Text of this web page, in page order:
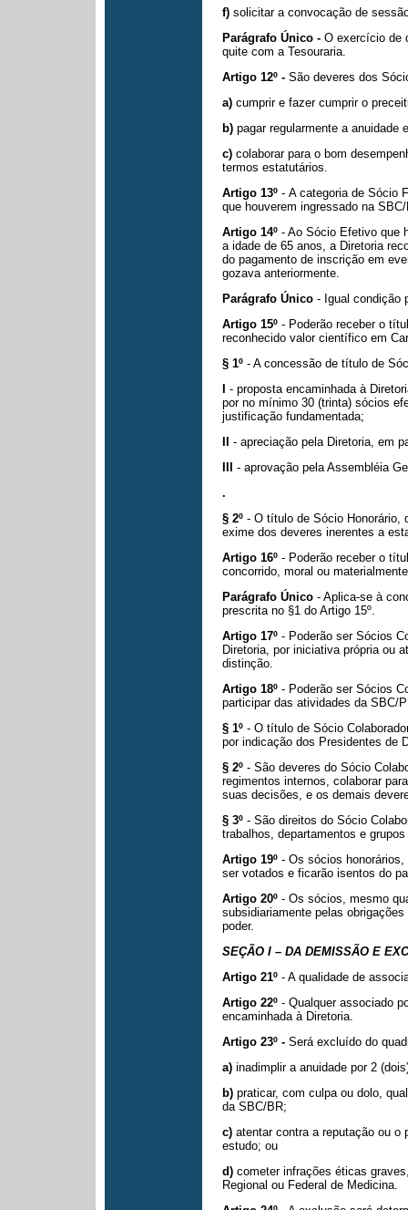
f) solicitar a convocação de
Parágrafo Único - O exercício de
quite com a Tesouraria.
Artigo 12º - São deveres dos
a) cumprir e fazer cumprir o
b) pagar regularmente a anuidade
c) colaborar para o bom
termos estatutários.
Artigo 13º - A categoria de Sócio
que houverem ingressado na
Artigo 14º - Ao Sócio Efetivo que
a idade de 65 anos, a Diretoria
do pagamento de inscrição em
gozava anteriormente.
Parágrafo Único - Igual condição
Artigo 15º - Poderão receber o
reconhecido valor científico em
§ 1º - A concessão de título de
- proposta encaminhada à
por no mínimo 30 (trinta) sócios
justificação fundamentada;
- apreciação pela Diretoria, em
- aprovação pela Assembléia
.
§ 2º - O título de Sócio Honorário,
exime dos deveres inerentes a
Artigo 16º - Poderão receber o
concorrido, moral ou
Parágrafo Único - Aplica-se à
prescrita no §1 do Artigo 15º.
Artigo 17º - Poderão ser Sócios
Diretoria, por iniciativa própria ou
distinção.
Artigo 18º - Poderão ser Sócios
participar das atividades da SBC/
§ 1º - O título de Sócio
por indicação dos Presidentes de
§ 2º - São deveres do Sócio
regimentos internos, colaborar
suas decisões, e os demais
§ 3º - São direitos do Sócio
trabalhos, departamentos e
Artigo 19º - Os sócios
ser votados e ficarão isentos do
Artigo 20º - Os sócios, mesmo
subsidiariamente pelas
poder.
SEÇÃO I – DA DEMISSÃO E
Artigo 21º - A qualidade de
Artigo 22º - Qualquer associado
encaminhada à Diretoria.
Artigo 23º - Será excluído do
a) inadimplir a anuidade por 2
b) praticar, com culpa ou dolo,
da SBC/BR;
c) atentar contra a reputação ou o
estudo; ou
d) cometer infrações éticas
Regional ou Federal de Medicina.